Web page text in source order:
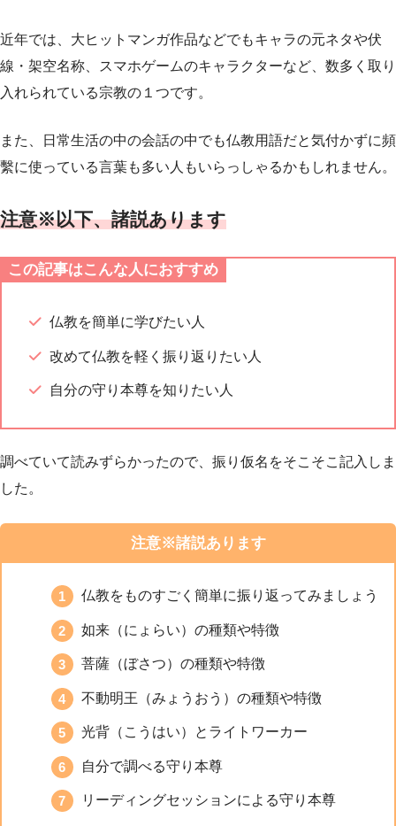
近年では、大ヒットマンガ作品などでもキャラの元ネタや伏
線・架空名称、スマホゲームのキャラクターなど、数多く取り
入れられている宗教の１つです。
また、日常生活の中の会話の中でも仏教用語だと気付かずに頻
繫に使っている言葉も多い人もいらっしゃるかもしれません。
注意※以下、諸説あります
この記事はこんな人におすすめ
仏教を簡単に学びたい人
改めて仏教を軽く振り返りたい人
自分の守り本尊を知りたい人
調べていて読みずらかったので、振り仮名をそこそこ記入しま
した。
注意※諸説あります
仏教をものすごく簡単に振り返ってみましょう
如来（にょらい）の種類や特徴
菩薩（ぼさつ）の種類や特徴
不動明王（みょうおう）の種類や特徴
光背（こうはい）とライトワーカー
自分で調べる守り本尊
リーディングセッションによる守り本尊